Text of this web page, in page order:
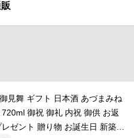
見舞 ギフト 日本酒 あづまみね
御祝 御礼 内祝 御供 お返
レゼント 贈り物 お誕生日 新築祝